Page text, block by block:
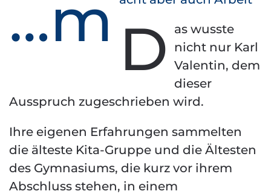
…m D
as wusste
nicht nur Karl
Valentin, dem
dieser
Ausspruch zugeschrieben wird.
Ihre eigenen Erfahrungen sammelten
die älteste Kita-Gruppe und die Ältesten
des Gymnasiums, die kurz vor ihrem
Abschluss stehen, in einem